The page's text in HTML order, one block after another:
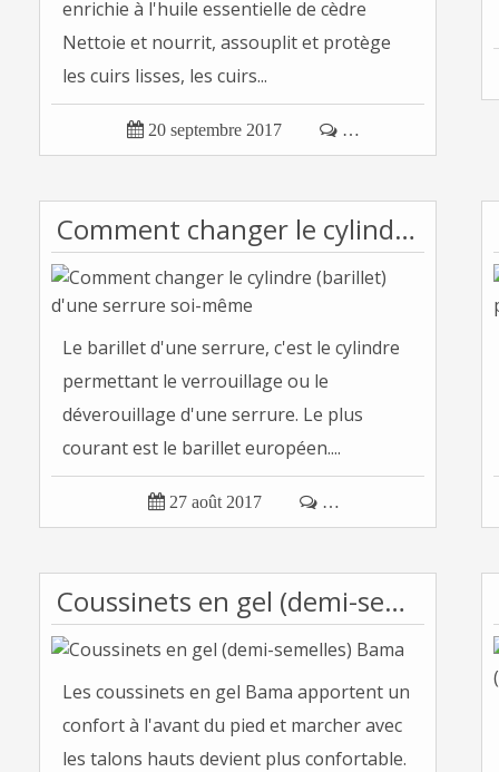
enrichie à l'huile essentielle de cèdre
Nettoie et nourrit, assouplit et protège
les cuirs lisses, les cuirs...
 20 septembre 2017  …
Comment changer le cylindre (barillet) d'une serrure soi-même
Le barillet d'une serrure, c'est le cylindre
permettant le verrouillage ou le
déverouillage d'une serrure. Le plus
courant est le barillet européen....
 27 août 2017  …
Coussinets en gel (demi-semelles) Bama
Les coussinets en gel Bama apportent un
confort à l'avant du pied et marcher avec
les talons hauts devient plus confortable.